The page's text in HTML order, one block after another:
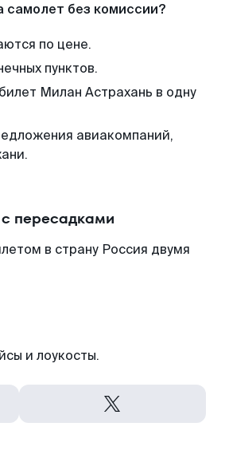
самолет без комиссии?
по цене.
пунктов.
Милан Астрахань в одну
авиакомпаний,
пересадками
в страну Россия двумя
и лоукосты.